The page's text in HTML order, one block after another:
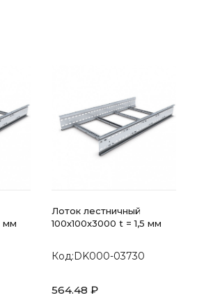
мм
Лоток лестничный
100х100x3000 t = 1,5 мм
Код:DK000-03730
564.48 ₽